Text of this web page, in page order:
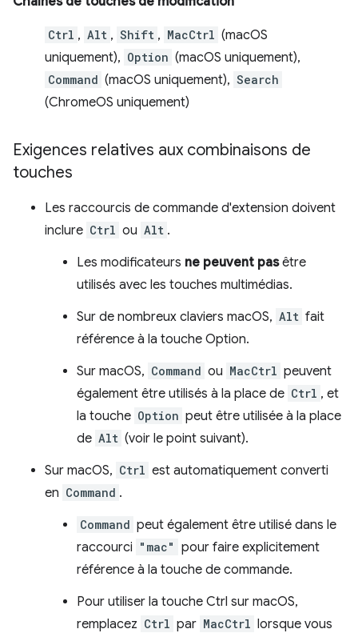
Ctrl , Alt , Shift , MacCtrl (macOS
uniquement), Option (macOS uniquement),
Command (macOS uniquement), Search
(ChromeOS uniquement)
Exigences relatives aux combinaisons de
touches
Les raccourcis de commande d'extension doivent
inclure Ctrl ou Alt .
Les modificateurs ne peuvent pasêtre
utilisés avec les touches multimédias.
Sur de nombreux claviers macOS, Alt fait
référence à la touche Option.
Sur macOS, Command ou MacCtrl peuvent
également être utilisés à la place de Ctrl , et
la touche Option peut être utilisée à la place
de Alt (voir le point suivant).
Sur macOS, Ctrl est automatiquement converti
en Command .
Command peut également être utilisé dans le
raccourci "mac" pour faire explicitement
référence à la touche de commande.
Pour utiliser la touche Ctrl sur macOS,
remplacez Ctrl par MacCtrl lorsque vous